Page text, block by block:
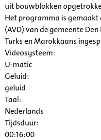
uit bouwblokken
Het programma is gemaakt
(AVD) van de gemeente
Turks en Marokkaans
Videosysteem:
U-matic
Geluid:
geluid
Taal:
Nederlands
Tijdsduur:
00:16:00